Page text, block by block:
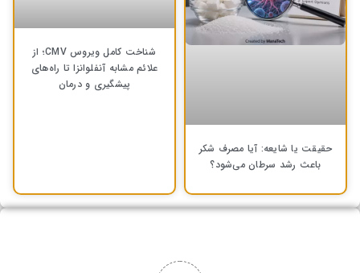
حقیقت یا شایعه: آیا مصرف شکر
باعث رشد سرطان می‌شود؟
شناخت کامل ویروس CMV؛ از
علائم مشابه آنفلوانزا تا راه‌های
پیشگیری و درمان